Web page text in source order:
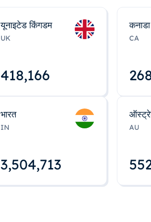
यूनाइटेड किंगडम
UK
418,167
कनाडा
CA
भारत
IN
3,504,715
AU